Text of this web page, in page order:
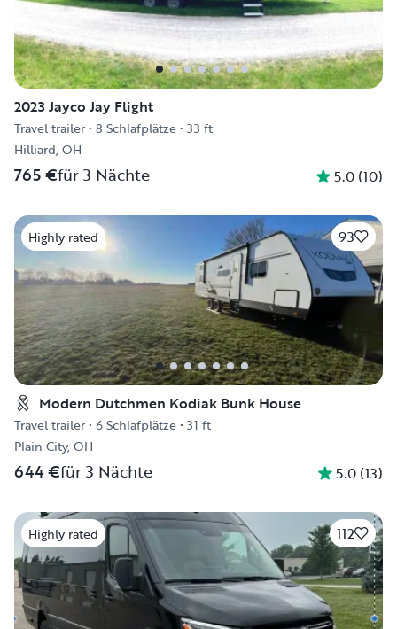
2023 Jayco Jay Flight
Travel trailer• 8 Schlafplätze• 33 ft
Hilliard, OH
765 €für 3 Nächte 5.0 (10)
Highly rated 93
Modern Dutchmen Kodiak Bunk House
Travel trailer• 6 Schlafplätze• 31 ft
Plain City, OH
644 €für 3 Nächte 5.0 (13)
Highly rated 112